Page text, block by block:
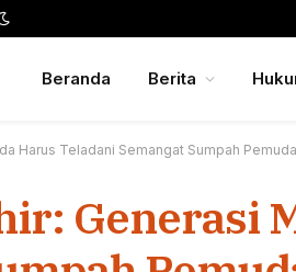
Beranda Berita
Harus Teladani Semangat Sumpah
Generasi